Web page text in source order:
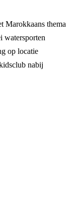
Marokkaans thema
watersporten
op locatie
nabij